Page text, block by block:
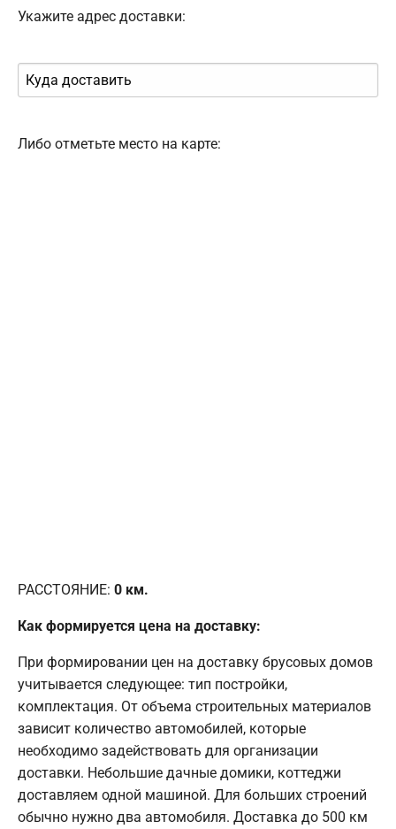
Укажите адрес доставки:
Либо отметьте место на карте:
РАССТОЯНИЕ: 0 км.
Как формируется цена на доставку:
При формировании цен на доставку брусовых домов
учитывается следующее: тип постройки,
комплектация. От объема строительных материалов
зависит количество автомобилей, которые
необходимо задействовать для организации
доставки. Небольшие дачные домики, коттеджи
доставляем одной машиной. Для больших строений
обычно нужно два автомобиля. Доставка до 500 км